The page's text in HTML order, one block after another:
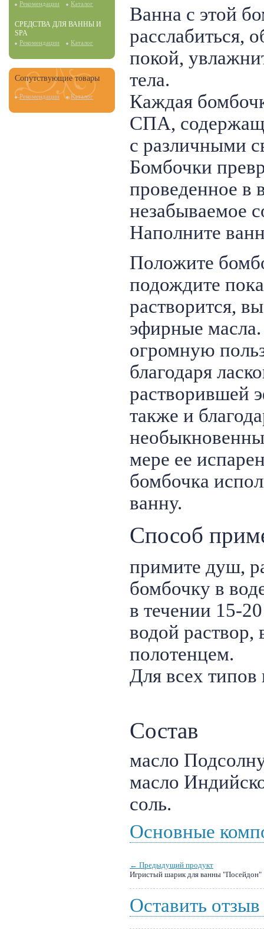
Рекомендации Каталог
СРЕДСТВА ДЛЯ ВАННЫ И
SPA
Рекомендации Каталог
Сопутствующие товары
Рекомендации Каталог
Ванна с этой
расслабиться,
покой,
тела.
Каждая
СПА,
с различными
Бомбочки
проведенное в
незабываемое
Наполните
Положите
подождите
растворится,
эфирные
огромную
благодаря
растворившей
также и
мере ее
бомбочка
ванну.
Способ
примите душ,
бомбочку в
в течении 15-
водой раствор,
полотенцем.
Для всех типов
Состав
масло
масло
соль.
Основные
← Предыдущий продукт
Игристый шарик для ванны "Посейдон"
Оставить